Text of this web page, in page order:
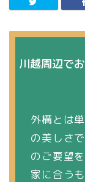
川越周辺で
外構とは
の美しさ
のご要望
家に合う